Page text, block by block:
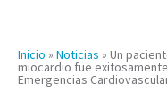
Inicio » Noticias » Un
miocardio fue
Emergencias